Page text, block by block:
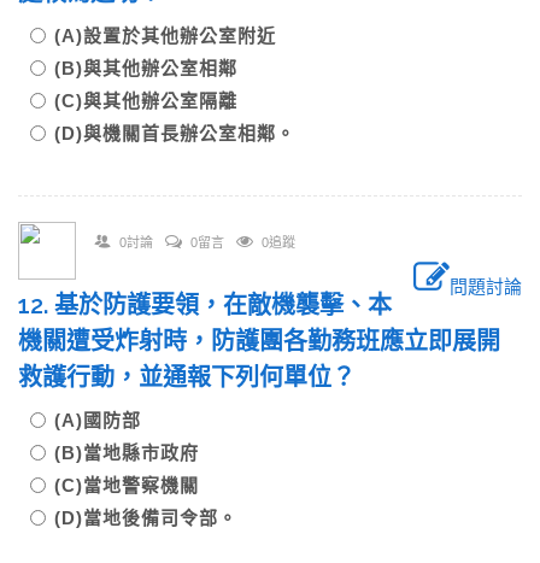
(A)設置於其他辦公室附近
(B)與其他辦公室相鄰
(C)與其他辦公室隔離
(D)與機關首長辦公室相鄰。
0討論 0留言 0追蹤
問題討論
12. 基於防護要領，在敵機襲擊、本
機關遭受炸射時，防護團各勤務班應立即展開
救護行動，並通報下列何單位？
(A)國防部
(B)當地縣市政府
(C)當地警察機關
(D)當地後備司令部。